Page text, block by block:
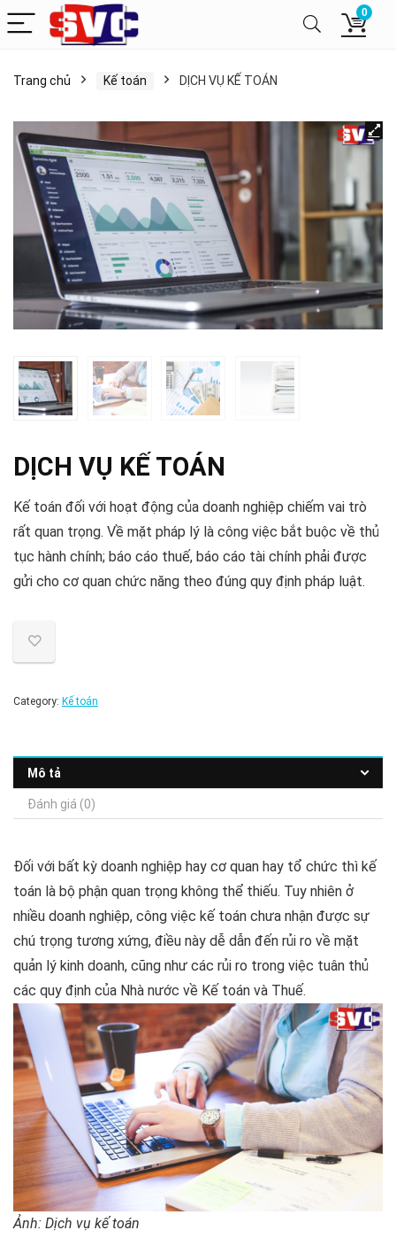
0
Trang chủ Kế toán DỊCH VỤ KẾ TOÁN
DỊCH VỤ KẾ TOÁN
Kế toán đối với hoạt động của doanh nghiệp chiếm vai trò
rất quan trọng. Về mặt pháp lý là công việc bắt buộc về thủ
tục hành chính; báo cáo thuế, báo cáo tài chính phải được
gửi cho cơ quan chức năng theo đúng quy định pháp luật.
Category: Kế toán
Mô tả
Đánh giá (0)
Đối với bất kỳ doanh nghiệp hay cơ quan hay tổ chức thì kế
toán là bộ phận quan trọng không thể thiếu. Tuy nhiên ở
nhiều doanh nghiệp, công việc kế toán chưa nhận được sự
chú trọng tương xứng, điều này dễ dẫn đến rủi ro về mặt
quản lý kinh doanh, cũng như các rủi ro trong việc tuân thủ
các quy định của Nhà nước về Kế toán và Thuế.
Ảnh: Dịch vụ kế toán